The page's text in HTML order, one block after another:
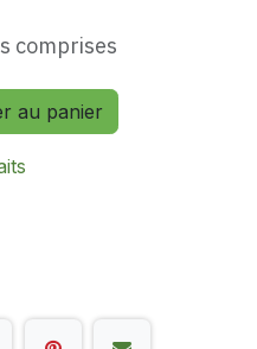
comprises
au panier